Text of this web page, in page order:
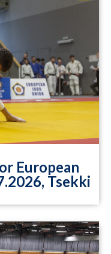
European
Tsekki